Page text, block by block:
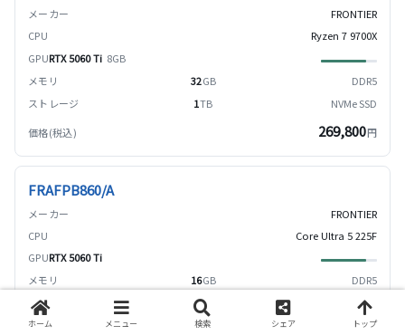
FRONTIER
Ryzen 7 9700X
RTX 5060 Ti 8GB
32GB
DDR5
1TB NVMe SSD
269,800円
FRAFPB860/A
FRONTIER
Core Ultra 5 225F
RTX 5060 Ti
16GB
DDR5
1TB NVMe SSD
269,800 円
ホーム メニュー 検索 シェア トップ